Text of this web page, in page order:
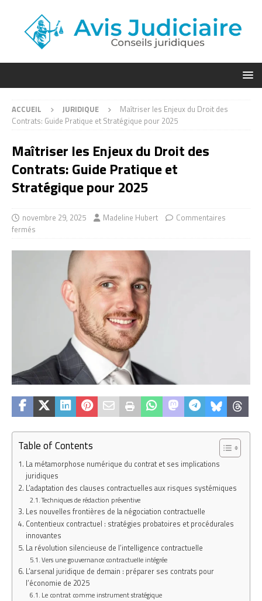
ACCUEIL JURIDIQUE
Maîtriser les Enjeux du Droit des
Contrats: Guide Pratique et Stratégique pour 2025
Maîtriser les Enjeux du Droit des
Contrats: Guide Pratique et
Stratégique pour 2025
novembre 29, 2025 Madeline Hubert
Commentaires
fermés
Table of Contents
La métamorphose numérique du contrat et ses implications
juridiques
L’adaptation des clauses contractuelles aux risques systémiques
Techniques de rédaction préventive
Les nouvelles frontières de la négociation contractuelle
Contentieux contractuel : stratégies probatoires et procédurales
innovantes
La révolution silencieuse de l’intelligence contractuelle
Vers une gouvernance contractuelle intégrée
L’arsenal juridique de demain : préparer ses contrats pour
l’économie de 2025
Le contrat comme instrument stratégique